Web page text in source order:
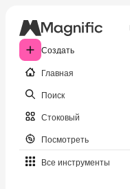
Создать
Главная
Поиск
Стоковый
Посмотреть
Все инструменты